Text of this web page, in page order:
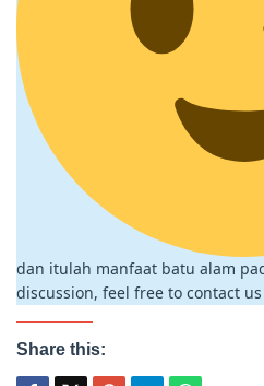
dan itulah manfaat batu alam
discussion, feel free to contact us
Share this: